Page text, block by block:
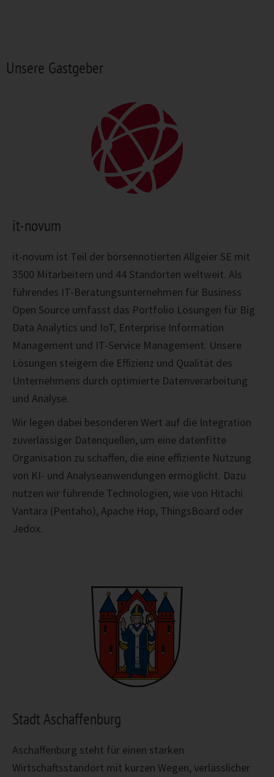
Unsere Gastgeber
it-novum
it-novum ist Teil der börsennotierten Allgeier SE mit
3500 Mitarbeitern und 44 Standorten weltweit. Als
führendes IT-Beratungsunternehmen für Business
Open Source umfasst das Portfolio Lösungen für Big
Data Analytics und IoT, Enterprise Information
Management und IT-Service Management. Unsere
Lösungen steigern die Effizienz und Qualität des
Unternehmens durch optimierte Datenverarbeitung
und Analyse.
Wir legen dabei besonderen Wert auf die Integration
zuverlässiger Datenquellen, um eine datenfitte
Organisation zu schaffen, die eine effiziente Nutzung
von KI- und Analyseanwendungen ermöglicht. Dazu
nutzen wir führende Technologien, wie von Hitachi
Vantara (Pentaho), Apache Hop, ThingsBoard oder
Jedox.
Stadt Aschaffenburg
Aschaffenburg steht für einen starken
Wirtschaftsstandort mit kurzen Wegen, verlässlicher